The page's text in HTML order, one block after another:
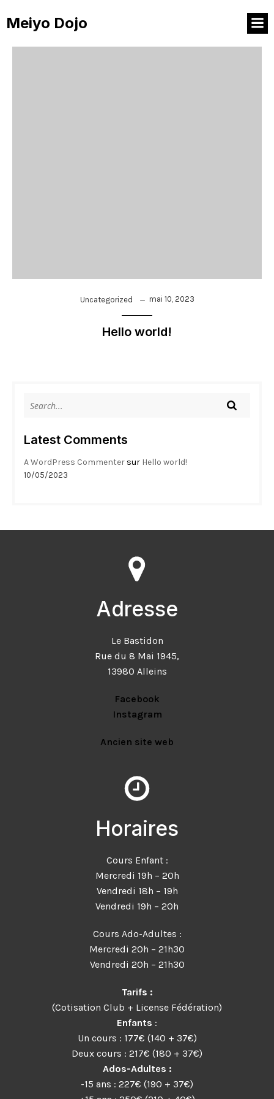
Meiyo Dojo
Uncategorized mai 10, 2023
Hello world!
Latest Comments
A WordPress Commenter sur Hello world!
10/05/2023
Adresse
Le Bastidon
Rue du 8 Mai 1945,
13980 Alleins
Facebook
Instagram
Ancien site web
Horaires
Cours Enfant :
Mercredi 19h – 20h
Vendredi 18h – 19h
Vendredi 19h – 20h
Cours Ado-Adultes :
Mercredi 20h – 21h30
Vendredi 20h – 21h30
Tarifs :
(Cotisation Club + License Fédération)
Enfants :
Un cours : 177€ (140 + 37€)
Deux cours : 217€ (180 + 37€)
Ados-Adultes :
-15 ans : 227€ (190 + 37€)